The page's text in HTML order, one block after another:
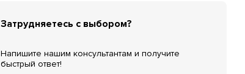
Затрудняетесь с выбором?
Напишите нашим консультантам и получите
быстрый ответ!